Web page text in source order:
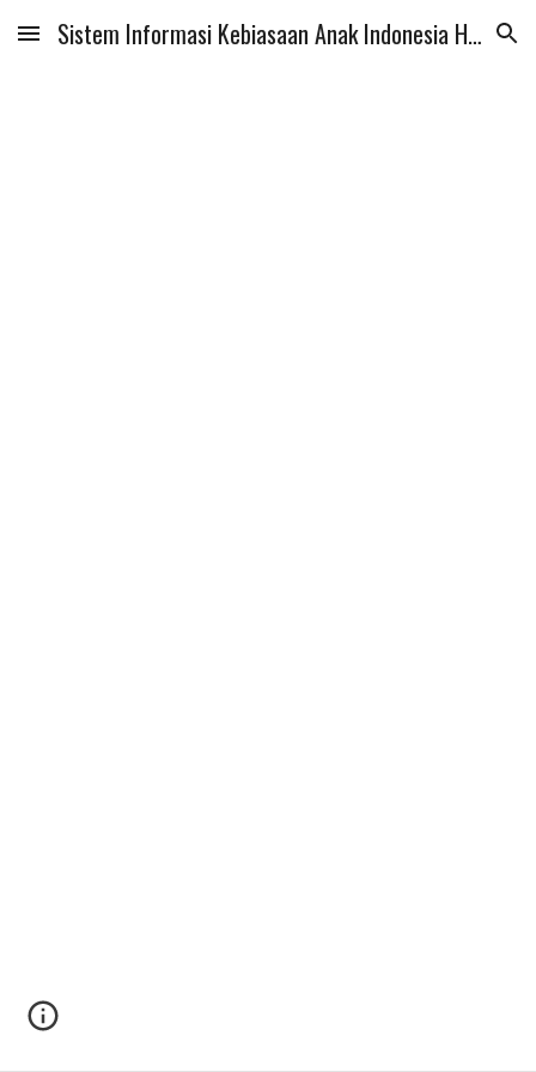
Skip to main content Skip to navigation
Sistem Informasi Kebiasaan Anak Indonesia Hebat (SIKAIH)